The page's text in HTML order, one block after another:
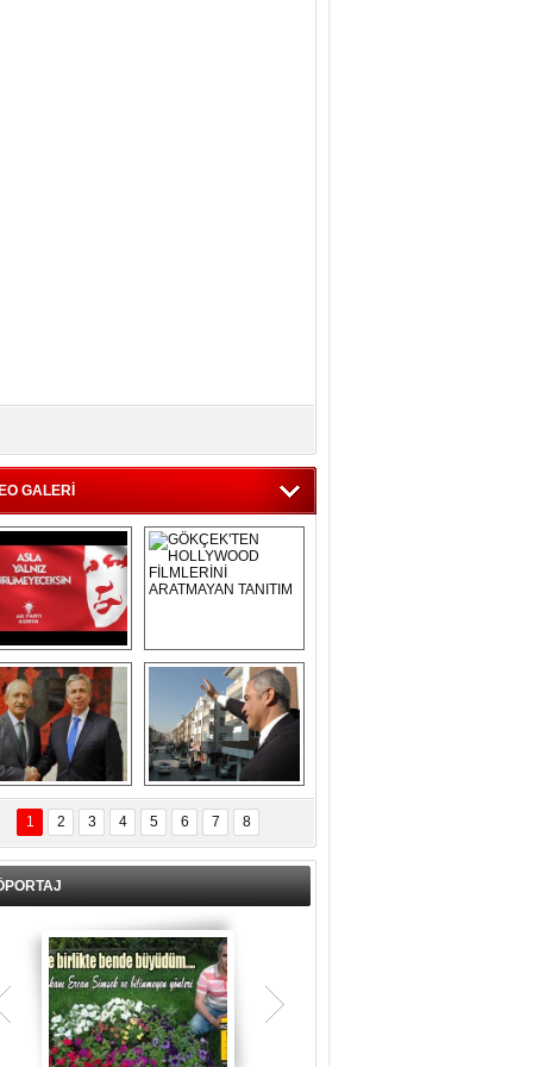
GALERİ
Asla Yalnız
Uzun Adam
GÖKÇEK'TEN
HOLLYWOOD
FİLMLERİNİ
ARATMAYAN
TANITIM
İÇERİ ZÜBÜK!
ERCAN ŞİMŞEK
GÖLBAŞI'NDA
KASIRGA ETKİSİ
YARATTI !
1 2 3 4 5 6 7 8
Teşrik tekbiri nedir? Ne anlama gelir?